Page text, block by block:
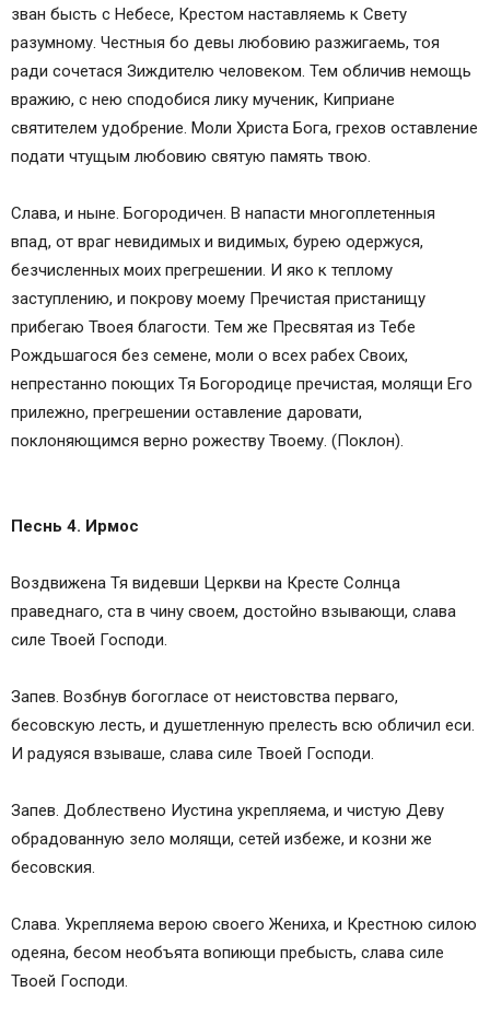
зван бысть с Небесе, Крестом наставляемь к Свету
разумному. Честныя бо девы любовию разжигаемь, тоя
ради сочетася Зиждителю человеком. Тем обличив немощь
вражию, с нею сподобися лику мученик, Киприане
святителем удобрение. Моли Христа Бога, грехов оставление
подати чтущым любовию святую память твою.
Слава, и ныне. Богородичен. В напасти многоплетенныя
впад, от враг невидимых и видимых, бурею одержуся,
безчисленных моих прегрешении. И яко к теплому
заступлению, и покрову моему Пречистая пристанищу
прибегаю Твоея благости. Тем же Пресвятая из Тебе
Рождьшагося без семене, моли о всех рабех Своих,
непрестанно поющих Тя Богородице пречистая, молящи Его
прилежно, прегрешении оставление даровати,
поклоняющимся верно рожеству Твоему. (Поклон).
Песнь 4. Ирмос
Воздвижена Тя видевши Церкви на Кресте Солнца
праведнаго, ста в чину своем, достойно взывающи, слава
силе Твоей Господи.
Запев. Возбнув богогласе от неистовства перваго,
бесовскую лесть, и душетленную прелесть всю обличил еси.
И радуяся взываше, слава силе Твоей Господи.
Запев. Доблествено Иустина укрепляема, и чистую Деву
обрадованную зело молящи, сетей избеже, и козни же
бесовския.
Слава. Укрепляема верою своего Жениха, и Крестною силою
одеяна, бесом необъята вопиющи пребысть, слава силе
Твоей Господи.